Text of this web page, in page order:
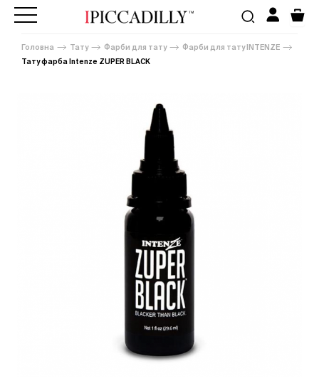
Головна Тату Фарби для тату
Фарби для тату INTENZE
Тату фарба Intenze ZUPER BLACK